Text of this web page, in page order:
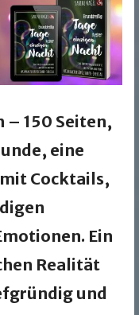
– 150 Seiten,
eine
Cocktails,
Ein
Realität
und